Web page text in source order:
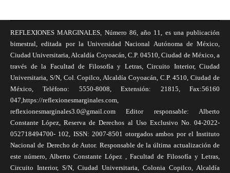
REFLEXIONES MARGINALES, Número 86, año 11, es una publicación
bimestral, editada por la Universidad Nacional Autónoma de México,
Ciudad Universitaria, Alcaldía Coyoacán, C.P. 04510, Ciudad de México, a
través de la Facultad de Filosofía y Letras, Circuito Interior, Ciudad
Universitaria, S/N, Col. Copilco, Alcaldía Coyoacán, C.P. 4510, Ciudad de
México, Teléfono: 5550-8008, Extensión: 21815, Fax:56160
047,https://reflexionesmarginales.com,
reflexionesmarginales3.0@gmail.com Editor responsable: Alberto
Constante López, Reserva de Derechos al Uso Exclusivo No. 04-2022-
052718494700- 102, ISSN: 2007-8501 otorgados ambos por el Instituto
Nacional de Derecho de Autor. Responsable de la última actualización de
este número, Alberto Constante López , Facultad de Filosofía y Letras,
Circuito Interior, S/N, Ciudad Universitaria, Colonia Copilco, Alcaldía